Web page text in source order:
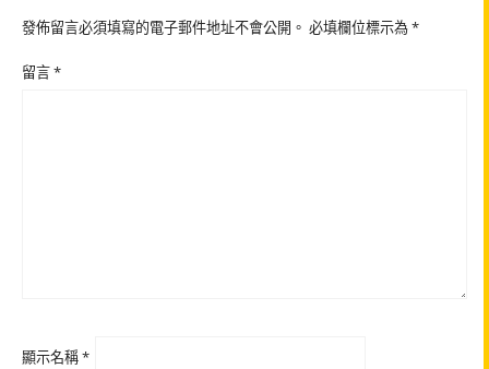
發佈留言必須填寫的電子郵件地址不會公開。 必填欄位標示為*
留言*
顯示名稱*